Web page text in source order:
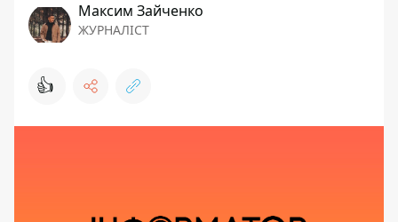
Максим Зайченко
ЖУРНАЛІСТ
👍